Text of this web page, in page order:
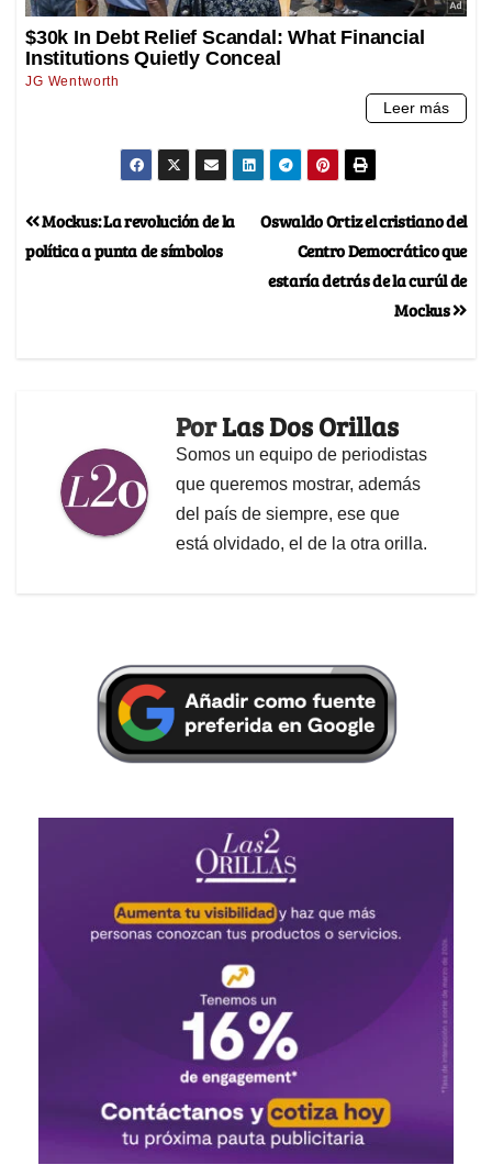
Oswaldo Ortiz el cristiano del
Centro Democrático que
estaría detrás de la curúl de
Mockus
Mockus: La revolución de la
política a punta de símbolos
PorLas Dos Orillas
Somos un equipo de periodistas
que queremos mostrar, además
del país de siempre, ese que
está olvidado, el de la otra orilla.